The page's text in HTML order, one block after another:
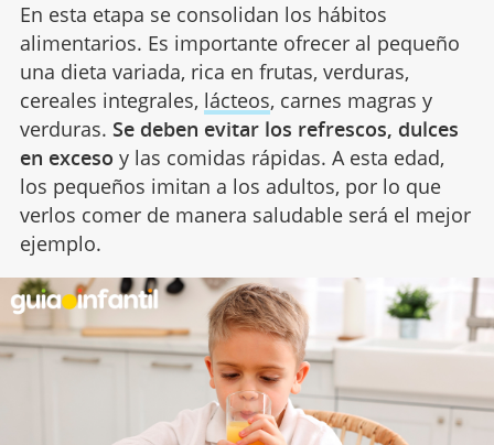
En esta etapa se consolidan los hábitos
alimentarios. Es importante ofrecer al pequeño
una dieta variada, rica en frutas, verduras,
cereales integrales, lácteos, carnes magras y
verduras. Se deben evitar los refrescos, dulces
en exceso y las comidas rápidas. A esta edad,
los pequeños imitan a los adultos, por lo que
verlos comer de manera saludable será el mejor
ejemplo.